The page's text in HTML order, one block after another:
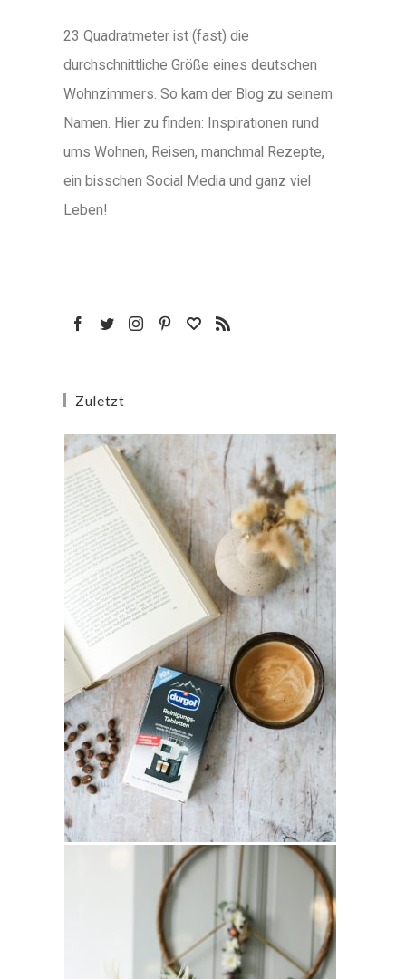
23 Quadratmeter ist (fast) die
durchschnittliche Größe eines deutschen
Wohnzimmers. So kam der Blog zu seinem
Namen. Hier zu finden: Inspirationen rund
ums Wohnen, Reisen, manchmal Rezepte,
ein bisschen Social Media und ganz viel
Leben!
Zuletzt